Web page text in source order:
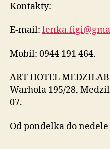
Kontakty:
E-mail:
Mobil: 0944 191 464.
ART HOTEL
Warhola 195/28,
07.
Od pondelka do nedele